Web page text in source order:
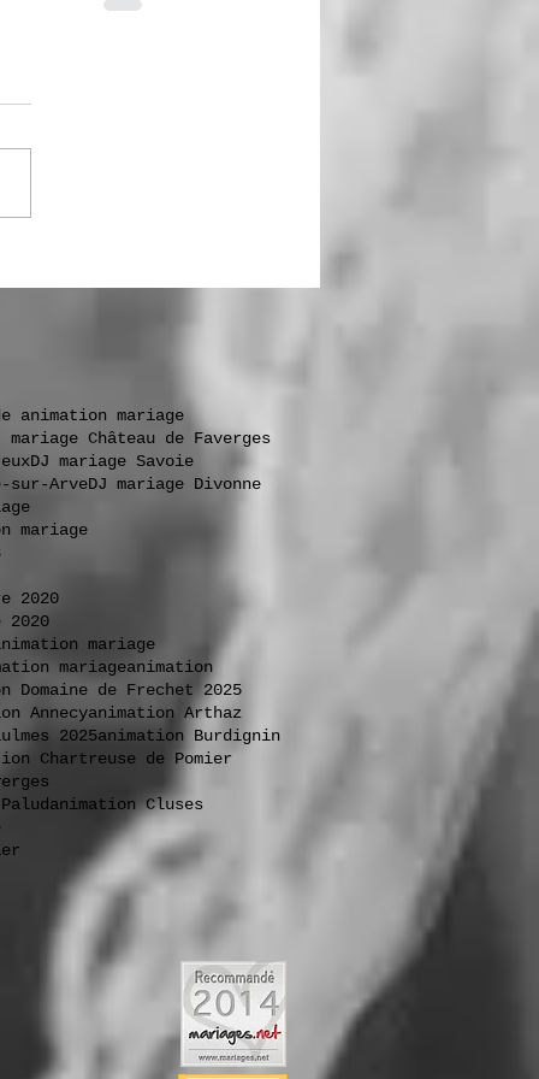
animation mariage
mariage Château de Faverges
DJ mariage Savoie
sur-ArveDJ mariage Divonne
mariage
2020
2020
mariage
mariageanimation
Domaine de Frechet 2025
Annecyanimation Arthaz
2025animation Burdignin
Chartreuse de Pomier
animation Cluses